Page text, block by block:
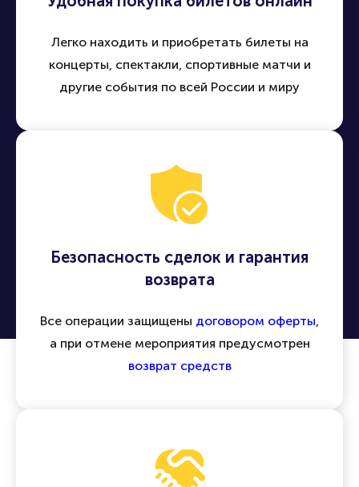
Легко находить и приобретать билеты на
концерты, спектакли, спортивные матчи и
другие события по всей России и миру
Безопасность сделок и гарантия
возврата
Все операции защищены договором оферты,
а при отмене мероприятия предусмотрен
возврат средств